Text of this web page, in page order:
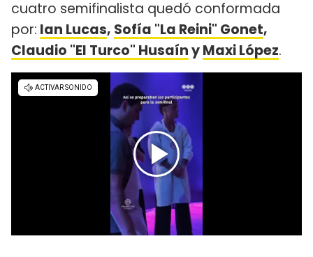
cuatro semifinalista quedó conformada
por: Ian Lucas, Sofía "La Reini" Gonet,
Claudio "El Turco" HusaínyMaxi López.